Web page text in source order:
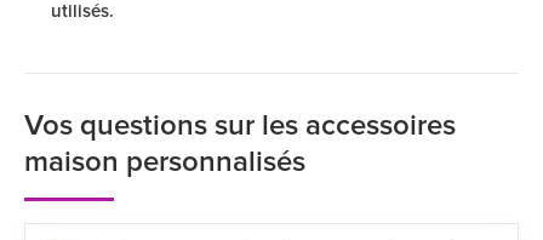
utilisés.
Vos questions sur les accessoires
maison personnalisés